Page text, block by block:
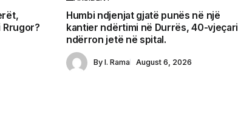
Rrugor?
Humbi ndjenjat gjatë punës në një
kantier ndërtimi në Durrës, 40-vjeçari
ndërron jetë në spital.
By I. Rama August 6, 2026